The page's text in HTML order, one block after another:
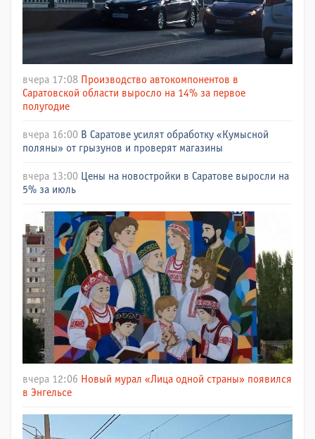
вчера 17:08 Производство автокомпонентов в
Саратовской области выросло на 14% за первое
полугодие
вчера 16:00 В Саратове усилят обработку «Кумысной
поляны» от грызунов и проверят магазины
вчера 13:00 Цены на новостройки в Саратове выросли на
5% за июль
вчера 12:06 Новый мурал «Лица одной страны» появился
в Энгельсе